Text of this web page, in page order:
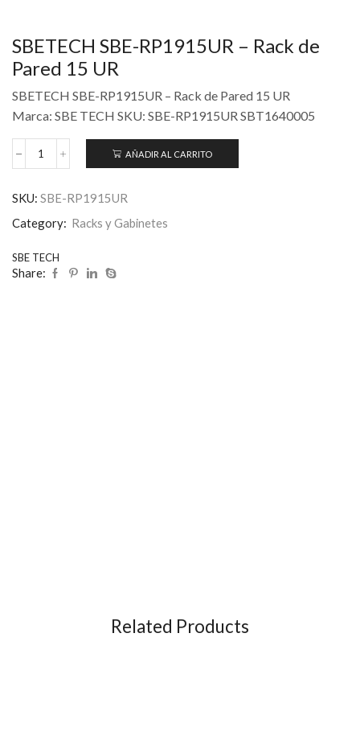
SBETECH SBE-RP1915UR – Rack de
Pared 15 UR
SBETECH SBE-RP1915UR – Rack de Pared 15 UR
Marca: SBE TECH SKU: SBE-RP1915UR SBT1640005
AÑADIR AL CARRITO
SKU: SBE-RP1915UR
Category: Racks y Gabinetes
SBE TECH
Share:
Related Products